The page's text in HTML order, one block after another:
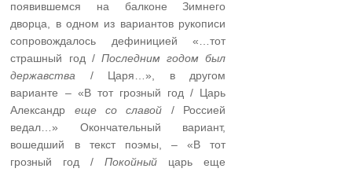
появившемся на балконе Зимнего
дворца, в одном из вариантов рукописи
сопровождалось дефиницией «…тот
страшный год / Последним годом был
державства / Царя…», в другом
варианте – «В тот грозный год / Царь
Александр еще со славой / Россией
ведал…» Окончательный вариант,
вошедший в текст поэмы, – «В тот
грозный год /Покойный царь еще